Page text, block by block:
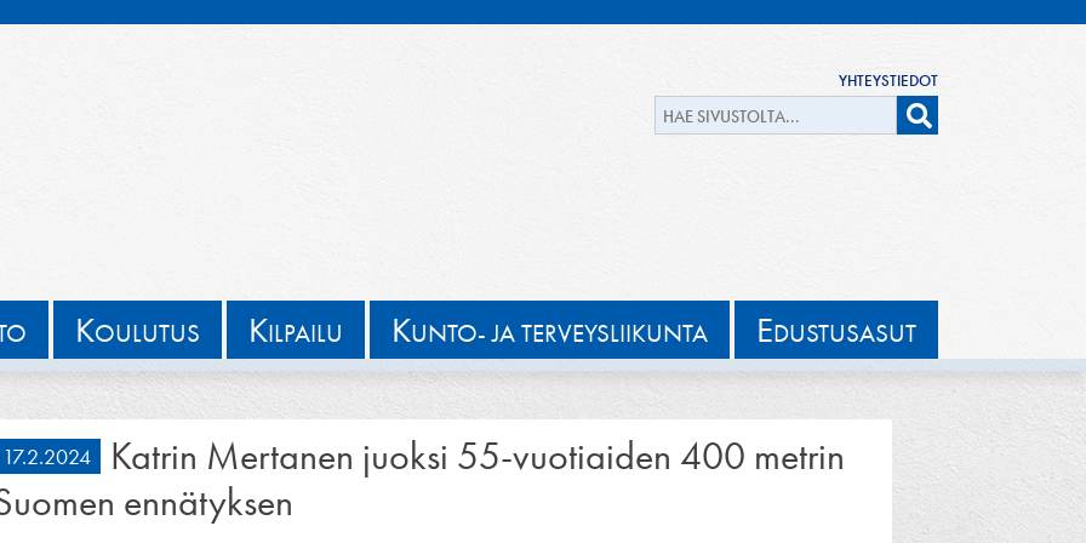
YHTEYSTIEDOT
KOULUTUS KILPAILU KUNTO- JA TERVEYSLIIKUNTA EDUSTUSASUT
17.2.2024
Katrin Mertanen juoksi 55-vuotiaiden 400 metrin
ennätyksen